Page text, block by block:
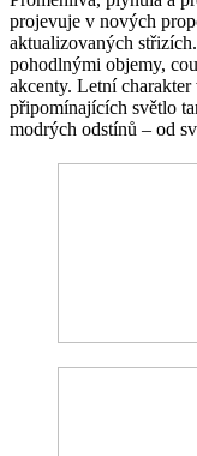
projevuje v nových
aktualizovaných
pohodlnými objemy,
akcenty. Letní
připomínajících světlo
modrých odstínů – od